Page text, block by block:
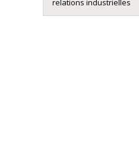
relations industrielles